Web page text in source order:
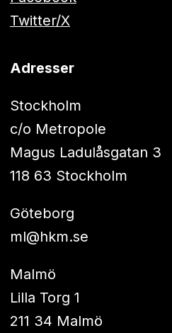
Twitter/X
Adresser
Stockholm
c/o Metropole
Magus Ladulåsgatan 3
118 63 Stockholm
Göteborg
ml@hkm.se
Malmö
Lilla Torg 1
211 34 Malmö